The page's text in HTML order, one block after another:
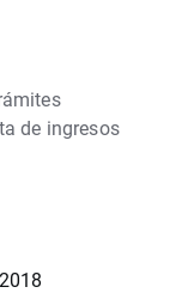
de ingresos